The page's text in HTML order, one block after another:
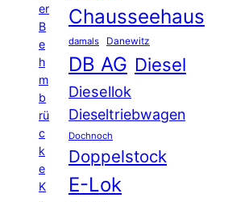
er
B
e
h
m
b
rü
c
k
e
K
Chausseehaus
damals Danewitz
DB AG Diesel
Diesellok
Dieseltriebwagen
Dochnoch
Doppelstock
E-Lok